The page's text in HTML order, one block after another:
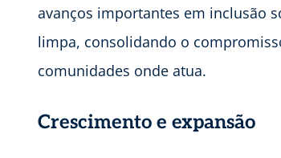
avanços importantes em inclusão
limpa, consolidando o
comunidades onde atua.
Crescimento e expansão